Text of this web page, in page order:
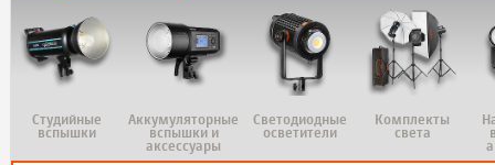
Студийные
вспышки
Аккумуляторные
вспышки и
аксессуары
Светодиодные
осветители
Комплекты
света